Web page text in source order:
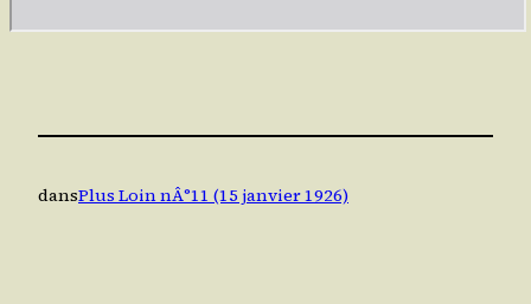
dansPlus Loin nÂ°11 (15 janvier 1926)